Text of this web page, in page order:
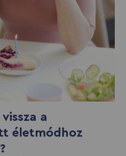
a
életmódhoz